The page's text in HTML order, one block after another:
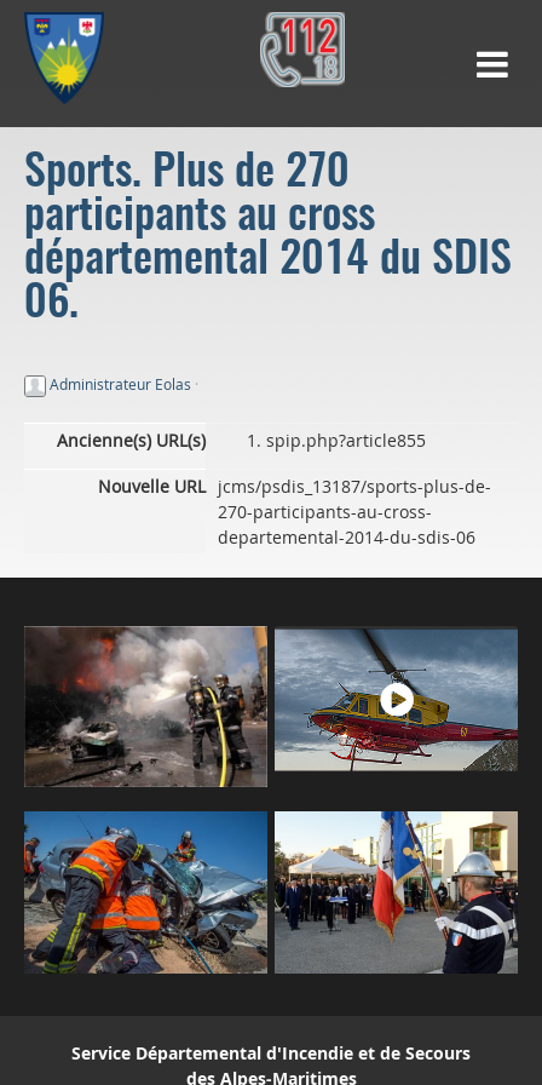
Sports. Plus de 270
participants au cross
départemental 2014 du SDIS
06.
Administrateur Eolas ·
Ancienne(s) URL(s)
spip.php?article855
Nouvelle URL jcms/psdis_13187/sports-plus-de-
270-participants-au-cross-
departemental-2014-du-sdis-06
Service Départemental d'Incendie et de Secours
des Alpes-Maritimes